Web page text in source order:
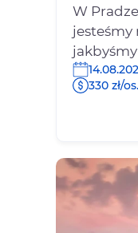
W
jesteśmy
330 zł/os.